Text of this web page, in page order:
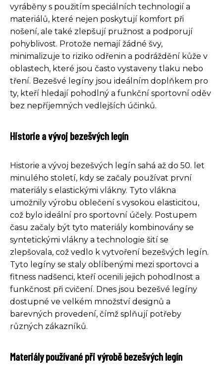
vyráběny s použitím speciálních technologií a
materiálů, které nejen poskytují komfort při
nošení, ale také zlepšují pružnost a podporují
pohyblivost. Protože nemají žádné švy,
minimalizuje to riziko odřenin a podráždění kůže v
oblastech, které jsou často vystaveny tlaku nebo
tření. Bezešvé legíny jsou ideálním doplňkem pro
ty, kteří hledají pohodlný a funkční sportovní oděv
bez nepříjemných vedlejších účinků.
Historie a vývoj bezešvých legín
Historie a vývoj bezešvých legín sahá až do 50. let
minulého století, kdy se začaly používat první
materiály s elastickými vlákny. Tyto vlákna
umožnily výrobu oblečení s vysokou elasticitou,
což bylo ideální pro sportovní účely. Postupem
času začaly být tyto materiály kombinovány se
syntetickými vlákny a technologie šití se
zlepšovala, což vedlo k vytvoření bezešvých legín.
Tyto legíny se staly oblíbenými mezi sportovci a
fitness nadšenci, kteří ocenili jejich pohodlnost a
funkčnost při cvičení. Dnes jsou bezešvé legíny
dostupné ve velkém množství designů a
barevných provedení, čímž splňují potřeby
různých zákazníků.
Materiály používané při výrobě bezešvých legín